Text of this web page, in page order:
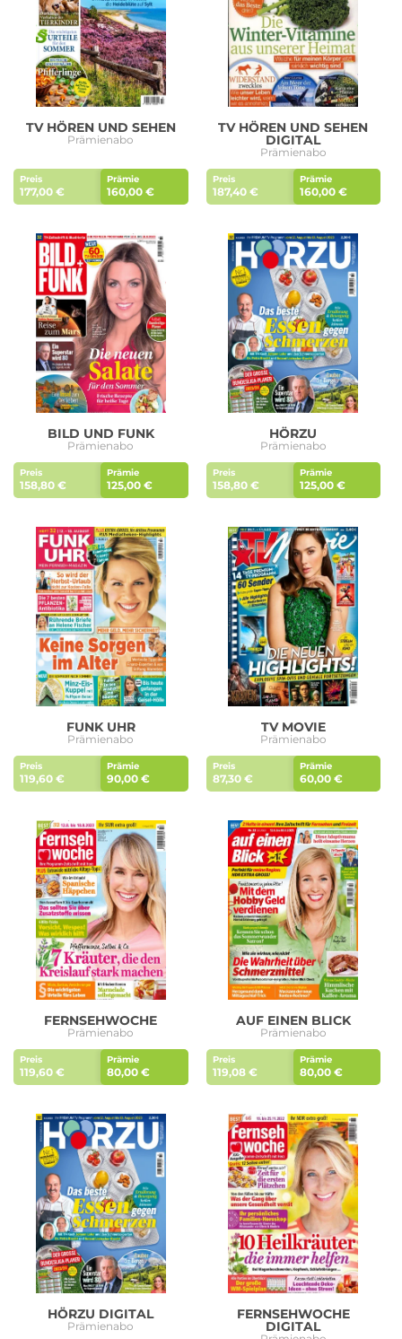
Roller Abo Schmuck Abo
Sprachlern App Abo Streaming Abo
Login
TV HÖREN UND SEHEN
Prämienabo
Preis
177,00 €
Prämie
160,00 €
TV HÖREN UND SEHEN
DIGITAL
Prämienabo
Preis
187,40 €
Prämie
160,00 €
BILD UND FUNK
Prämienabo
Preis
158,80 €
Prämie
125,00 €
HÖRZU
Prämienabo
Preis
158,80 €
Prämie
125,00 €
FUNK UHR
Prämienabo
Preis
119,60 €
Prämie
90,00 €
TV MOVIE
Prämienabo
Preis
87,30 €
Prämie
60,00 €
FERNSEHWOCHE
Prämienabo
Preis
119,60 €
Prämie
80,00 €
AUF EINEN BLICK
Prämienabo
Preis
119,08 €
Prämie
80,00 €
HÖRZU DIGITAL
Prämienabo
FERNSEHWOCHE
DIGITAL